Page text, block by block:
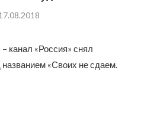
канал «Россия» снял
«Своих не сдаем.